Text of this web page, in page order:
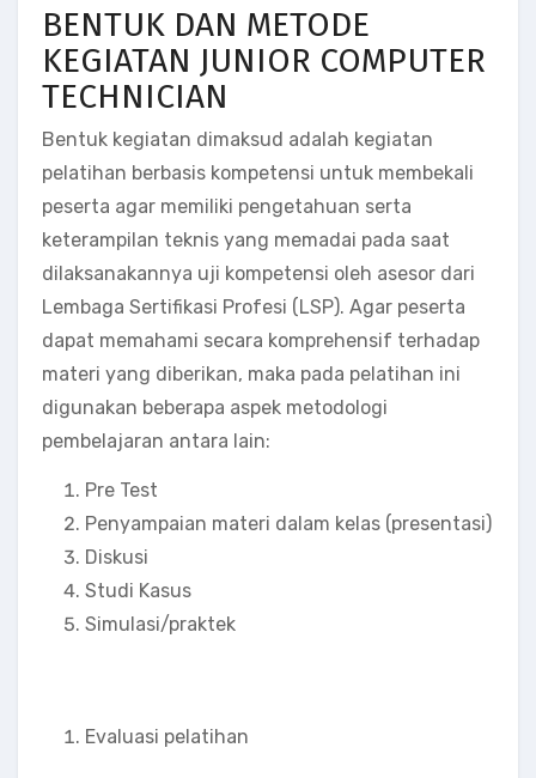
BENTUK DAN METODE
KEGIATAN JUNIOR COMPUTER
TECHNICIAN
Bentuk kegiatan dimaksud adalah kegiatan
pelatihan berbasis kompetensi untuk membekali
peserta agar memiliki pengetahuan serta
keterampilan teknis yang memadai pada saat
dilaksanakannya uji kompetensi oleh asesor dari
Lembaga Sertifikasi Profesi (LSP). Agar peserta
dapat memahami secara komprehensif terhadap
materi yang diberikan, maka pada pelatihan ini
digunakan beberapa aspek metodologi
pembelajaran antara lain:
Pre Test
Penyampaian materi dalam kelas (presentasi)
Diskusi
Studi Kasus
Simulasi/praktek
Evaluasi pelatihan